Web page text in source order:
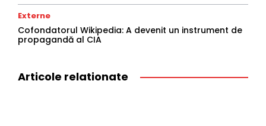
Externe
Cofondatorul Wikipedia: A devenit un instrument de
propagandă al CIA
Articole relationate